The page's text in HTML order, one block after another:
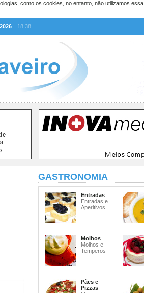
como os cookies, no entanto, não utilizamos
18:38
GASTRONOMIA
Entradas
Entradas e
Aperitivos
Molhos
Molhos e
Temperos
Pães e
Pizzas